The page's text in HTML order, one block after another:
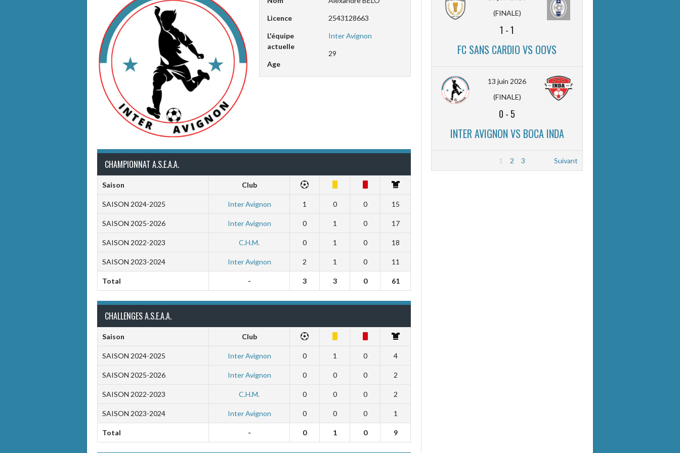
Licence 2543128663
L'équipe
actuelle
Inter Avignon
Age
29
CHAMPIONNAT A.S.E.A.A.
Saison Club
SAISON 2024-2025 Inter Avignon 1 0 0 15
SAISON 2025-2026 Inter Avignon 0 1 0 17
SAISON 2022-2023 C.H.M. 0 1 0 18
SAISON 2023-2024 Inter Avignon 2 1 0 11
Total - 3 3 0 61
CHALLENGES A.S.E.A.A.
Saison Club
SAISON 2024-2025 Inter Avignon 0 1 0 4
SAISON 2025-2026 Inter Avignon 0 0 0 2
SAISON 2022-2023 C.H.M. 0 0 0 2
SAISON 2023-2024 Inter Avignon 0 0 0 1
Total - 0 1 0 9
(FINALE)
1 -1
FC SANS CARDIO VS OOVS
13 juin 2026
(FINALE)
0 - 5
INTER AVIGNON VS BOCA INDA
1 2 3 Suivant